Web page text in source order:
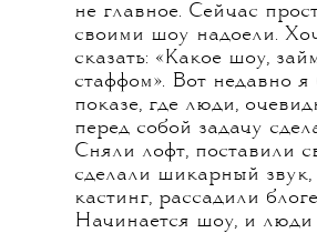
не главное. Сейчас
своими шоу надоели.
сказать: «Какое шоу,
стаффом». Вот недавно
показе, где люди,
перед собой задачу
Сняли лофт, поставили
сделали шикарный звук,
кастинг, рассадили
Начинается шоу, и люди